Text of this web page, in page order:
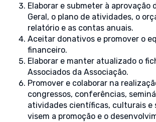
Elaborar e submeter à aprovação
Geral, o plano de atividades, o
relatório e as contas anuais.
Aceitar donativos e promover o
financeiro.
Elaborar e manter atualizado o
Associados da Associação.
Promover e colaborar na
congressos, conferências,
atividades científicas, culturais e
visem a promoção e o